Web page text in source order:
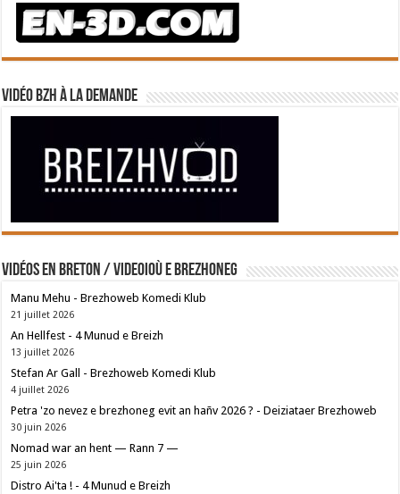
Vidéo BZH à la demande
Vidéos en breton / Videoioù e brezhoneg
Manu Mehu - Brezhoweb Komedi Klub
21 juillet 2026
An Hellfest - 4 Munud e Breizh
13 juillet 2026
Stefan Ar Gall - Brezhoweb Komedi Klub
4 juillet 2026
Petra 'zo nevez e brezhoneg evit an hañv 2026 ? - Deiziataer Brezhoweb
30 juin 2026
Nomad war an hent — Rann 7 —
25 juin 2026
Distro Ai'ta ! - 4 Munud e Breizh